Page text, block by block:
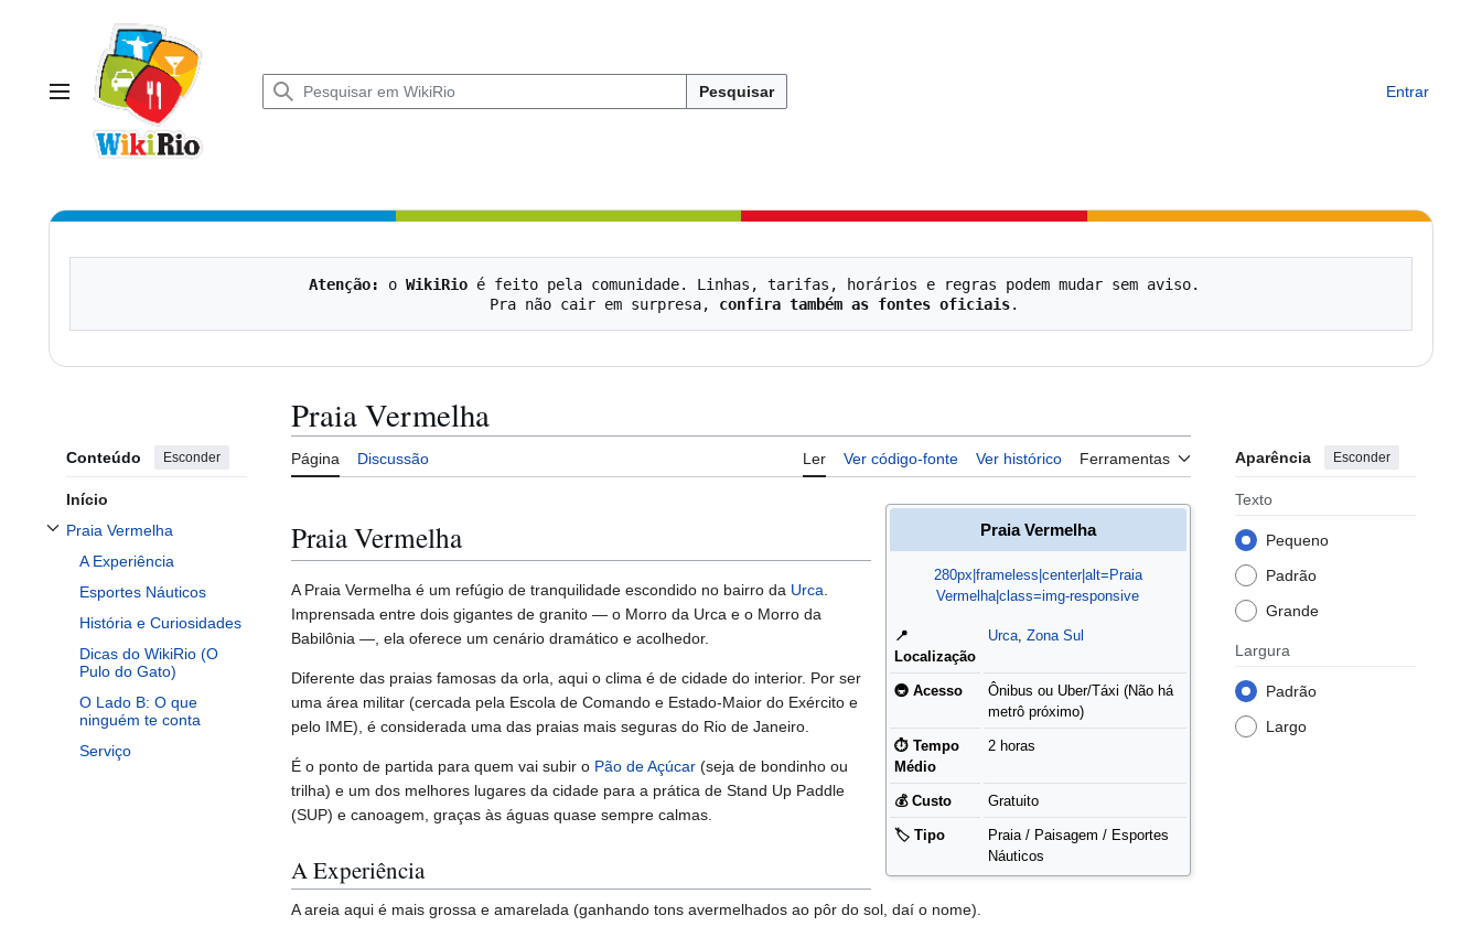
Menu principal Pesquisar Entrar
Atenção: o WikiRio é feito pela comunidade. Linhas, tarifas, horários e regras podem mudar sem aviso.
   Pra não cair em surpresa,
confira também as fontes oficiais
Conteúdo Esconder
Início
Praia Vermelha
A Experiência
Esportes Náuticos
História e Curiosidades
Dicas do WikiRio (O
Pulo do Gato)
O Lado B: O que
ninguém te conta
Serviço
Praia Vermelha
Página Discussão Ler Ver código-fonte Ver histórico Ferramentas Aparência Esconder
Texto
Pequeno
Padrão
Grande
Largura
Padrão
Largo
Praia Vermelha
280px|frameless|center|alt=Praia
Vermelha|class=img-responsive
📍
Localização
Urca, Zona Sul
🚇 Acesso
Ônibus ou Uber/Táxi (Não há
metrô próximo)
⏱️ Tempo
Médio
2 horas
💰 Custo Gratuito
🏷️ Tipo
Praia / Paisagem / Esportes
Náuticos
Praia Vermelha
A Praia Vermelha é um refúgio de tranquilidade escondido no bairro da Urca.
Imprensada entre dois gigantes de granito — o Morro da Urca e o Morro da
Babilônia —, ela oferece um cenário dramático e acolhedor.
Diferente das praias famosas da orla, aqui o clima é de cidade do interior. Por ser
uma área militar (cercada pela Escola de Comando e Estado-Maior do Exército e
pelo IME), é considerada uma das praias mais seguras do Rio de Janeiro.
É o ponto de partida para quem vai subir o Pão de Açúcar (seja de bondinho ou
trilha) e um dos melhores lugares da cidade para a prática de Stand Up Paddle
(SUP) e canoagem, graças às águas quase sempre calmas.
A Experiência
A areia aqui é mais grossa e amarelada (ganhando tons avermelhados ao pôr do sol, daí o nome).